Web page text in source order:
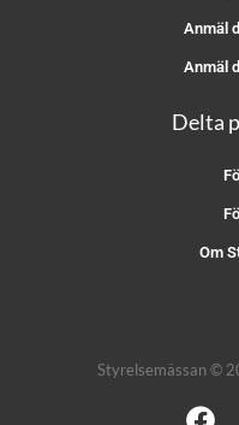
Anmäl
Anmäl
Delta
Om
Styrelsemässan ©